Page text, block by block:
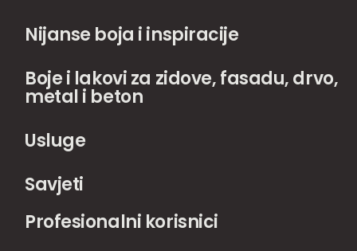
Nijanse boja i inspiracije
Boje i lakovi za zidove, fasadu, drvo,
metal i beton
Usluge
Savjeti
Profesionalni korisnici